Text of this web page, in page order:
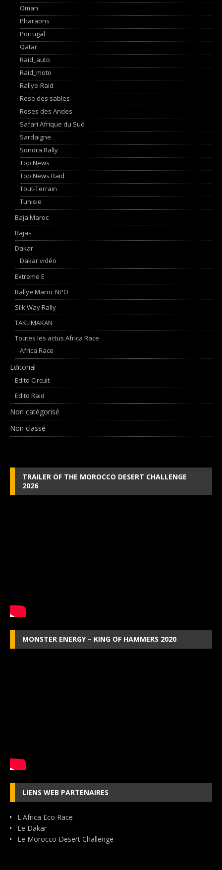
Oman
Pharaons
Portugal
Qatar
Raid_auto
Raid_moto
Rallye-Raid
Rose des sables
Roses des Andes
Safari Afrique du Sud
Sardaigne
Sonora Rally
Top News
Top News Raid
Tout-Terrain
Tunisie
Baja Maroc
Bajas
Dakar
Dakar vidéo
Extreme E
Rallye Maroc NPO
Silk Way Rally
TAKLIMAKAN
Toutes les actus Africa Race
Africa Race
Editorial
Edito Circuit
Edito Raid
Non catégorisé
Non classé
TRAILER OF THE MOROCCO DESERT CHALLENGE
2026
MONSTER ENERGY – KING OF HAMMERS 2020
LIENS WEB PARTENAIRES
L'Africa Eco Race
Le Dakar
Le Morocco Desert Challenge